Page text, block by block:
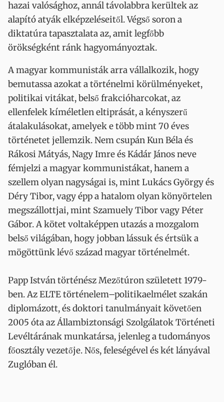
hazai valósághoz, annál távolabbra kerültek az
alapító atyák elképzeléseitől. Végső soron a
diktatúra tapasztalata az, amit legfőbb
örökségként ránk hagyományoztak.
A magyar kommunisták arra vállalkozik, hogy
bemutassa azokat a történelmi körülményeket,
politikai vitákat, belső frakcióharcokat, az
ellenfelek kíméletlen eltiprását, a kényszerű
átalakulásokat, amelyek e több mint 70 éves
történetet jellemzik. Nem csupán Kun Béla és
Rákosi Mátyás, Nagy Imre és Kádár János neve
fémjelzi a magyar kommunistákat, hanem a
szellem olyan nagyságai is, mint Lukács György és
Déry Tibor, vagy épp a hatalom olyan könyörtelen
megszállottjai, mint Szamuely Tibor vagy Péter
Gábor. A kötet voltaképpen utazás a mozgalom
belső világában, hogy jobban lássuk és értsük a
mögöttünk lévő század magyar történelmét.
Papp István történész Mezőtúron született 1979-
ben. Az ELTE történelem–politikaelmélet szakán
diplomázott, és doktori tanulmányait követően
2005 óta az Állambiztonsági Szolgálatok Történeti
Levéltárának munkatársa, jelenleg a tudományos
főosztály vezetője. Nős, feleségével és két lányával
Zuglóban él.